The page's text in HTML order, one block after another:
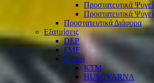
Προστατευτικά
Προστατευτικά
Προστατευτικά Διάφορα
Εξατμίσεις
DEP
FMF
Fresco
KTM
HUSQVARNA